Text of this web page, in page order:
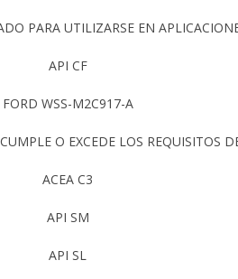
PARA UTILIZARSE EN
API CF
FORD WSS-M2C917-A
O EXCEDE LOS REQUISITOS
ACEA C3
API SM
API SL